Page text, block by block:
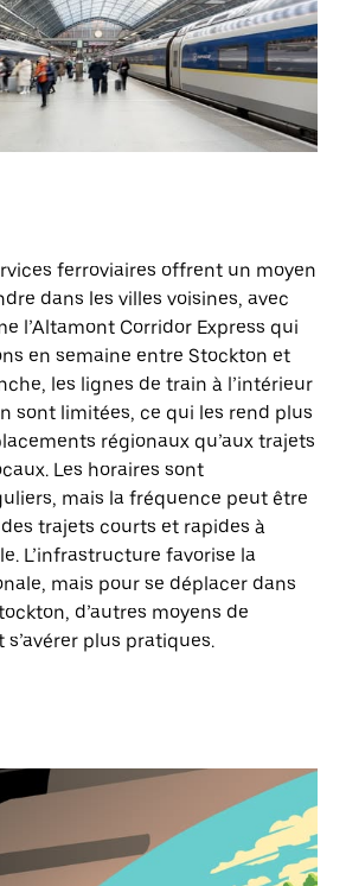
ferroviaires offrent un moyen
dans les villes voisines, avec
l’Altamont Corridor Express qui
en semaine entre Stockton et
les lignes de train à l’intérieur
sont limitées, ce qui les rend plus
régionaux qu’aux trajets
Les horaires sont
mais la fréquence peut être
trajets courts et rapides à
L’infrastructure favorise la
mais pour se déplacer dans
d’autres moyens de
plus pratiques.